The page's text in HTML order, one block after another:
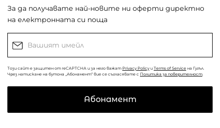
За да получавате най-новите ни оферти директно
на електронната си поща
Този сайт е защитен от reCAPTCHA и за него важат Privacy Policy и Terms of Service на Гугъл.
Чрез натискане на бутона „Абонамент“ вие се съгласявате с Политика за поверителност
Абонамент